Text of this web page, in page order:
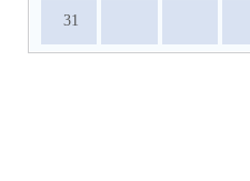
31